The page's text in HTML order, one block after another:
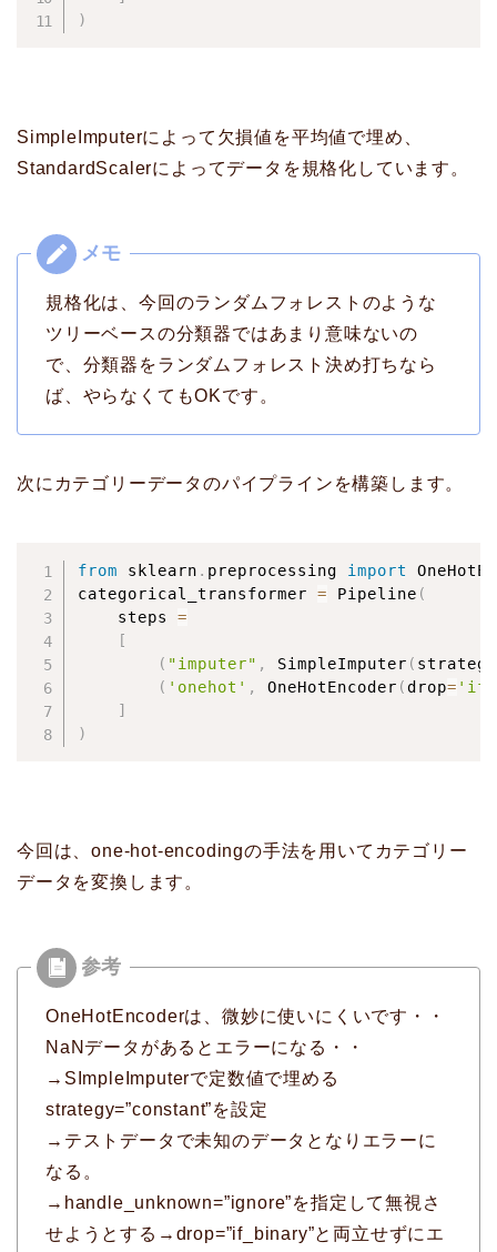
)
SimpleImputerによって欠損値を平均値で埋め、
StandardScalerによってデータを規格化しています。
規格化は、今回のランダムフォレストのような
ツリーベースの分類器ではあまり意味ないの
で、分類器をランダムフォレスト決め打ちなら
ば、やらなくてもOKです。
次にカテゴリーデータのパイプラインを構築します。
from sklearn . preprocessing import
categorical_transformer = Pipeline (
    steps
=
[
( "imputer" , SimpleImputer ( strategy
( 'onehot' , OneHotEncoder (drop=
]
)
今回は、one-hot-encodingの手法を用いてカテゴリー
データを変換します。
OneHotEncoderは、微妙に使いにくいです・・
NaNデータがあるとエラーになる・・
→SImpleImputerで定数値で埋める
strategy=”constant”を設定
→テストデータで未知のデータとなりエラーに
なる。
→handle_unknown=”ignore”を指定して無視さ
せようとする→drop=”if_binary”と両立せずにエ